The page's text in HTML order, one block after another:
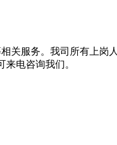
服务。我司所有上
电咨询我们。